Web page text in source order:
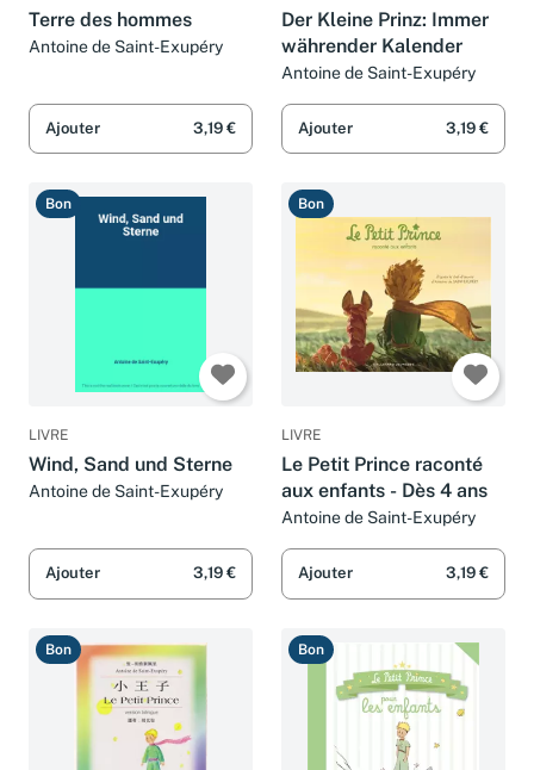
Terre des hommes
Antoine de Saint-Exupéry
Ajouter 3,19 €
Der Kleine Prinz: Immer
währender Kalender
Antoine de Saint-Exupéry
Ajouter 3,19 €
Bon
LIVRE
Wind, Sand und Sterne
Antoine de Saint-Exupéry
Ajouter 3,19 €
Bon
LIVRE
Le Petit Prince raconté
aux enfants - Dès 4 ans
Antoine de Saint-Exupéry
Ajouter 3,19 €
Bon Bon